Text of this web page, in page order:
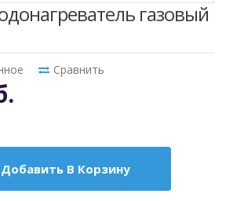
газовый
Сравнить
Добавить В Корзину